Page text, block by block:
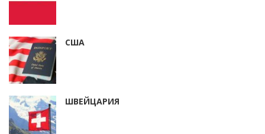
США
ШВЕЙЦАРИЯ